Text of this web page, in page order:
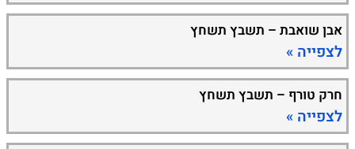
אבן שואבת – תשבץ תשחץ
לצפייה »
חרק טורף – תשבץ תשחץ
לצפייה »